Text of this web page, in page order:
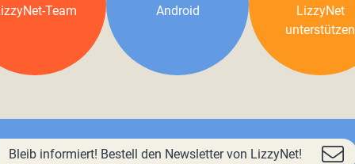
Team
Android
LizzyNet
unterstützen
Bleib informiert! Bestell den Newsletter von LizzyNet!